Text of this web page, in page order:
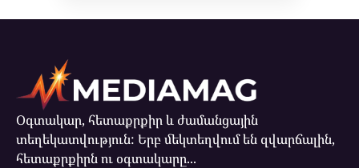
Օգտակար, հետաքրքիր և ժամանցային
տեղեկատվություն: Երբ մեկտեղվում են զվարճալին,
հետաքրքիրն ու օգտակարը...